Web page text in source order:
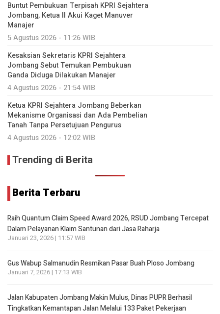
Buntut Pembukuan Terpisah KPRI Sejahtera
Jombang, Ketua II Akui Kaget Manuver
Manajer
5 Agustus 2026 - 11:26 WIB
Kesaksian Sekretaris KPRI Sejahtera
Jombang Sebut Temukan Pembukuan
Ganda Diduga Dilakukan Manajer
4 Agustus 2026 - 21:54 WIB
Ketua KPRI Sejahtera Jombang Beberkan
Mekanisme Organisasi dan Ada Pembelian
Tanah Tanpa Persetujuan Pengurus
4 Agustus 2026 - 12:02 WIB
Trending di Berita
Berita Terbaru
Raih Quantum Claim Speed Award 2026, RSUD Jombang Tercepat
Dalam Pelayanan Klaim Santunan dari Jasa Raharja
Januari 23, 2026 | 11:57 WIB
Gus Wabup Salmanudin Resmikan Pasar Buah Ploso Jombang
Januari 7, 2026 | 17:13 WIB
Jalan Kabupaten Jombang Makin Mulus, Dinas PUPR Berhasil
Tingkatkan Kemantapan Jalan Melalui 133 Paket Pekerjaan